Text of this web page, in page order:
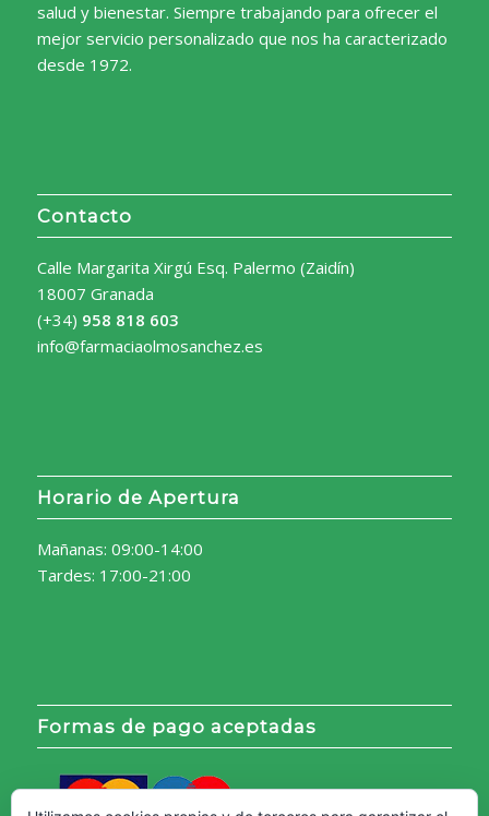
salud y bienestar. Siempre trabajando para ofrecer el
mejor servicio personalizado que nos ha caracterizado
desde 1972.
Contacto
Calle Margarita Xirgú Esq. Palermo (Zaidín)
18007 Granada
(+34) 958 818 603
info@farmaciaolmosanchez.es
Horario de Apertura
Mañanas: 09:00-14:00
Tardes: 17:00-21:00
Formas de pago aceptadas